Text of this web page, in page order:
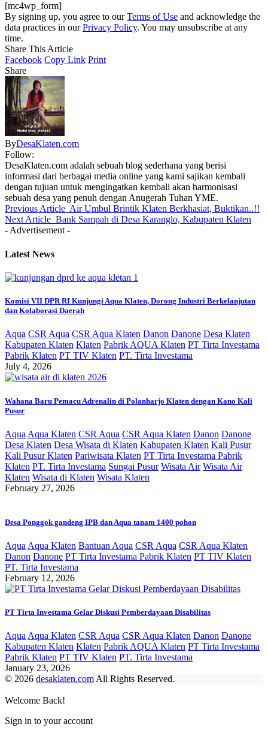
[mc4wp_form]
By signing up, you agree to ourTerms of Use and acknowledge the
data practices in ourPrivacy Policy. You may unsubscribe at any
time.
Share This Article
Facebook Copy Link Print
Share
ByDesaKlaten.com
Follow:
DesaKlaten.com adalah sebuah blog sederhana yang berisi
informasi dari berbagai media online yang kami sajikan kembali
dengan tujuan untuk mengingatkan kembali akan harmonisasi
sebuah desa yang penuh dengan Anugerah Tuhan YME.
Previous Article Air Umbul Brintik Klaten Berkhasiat, Buktikan..!!
Next Article Bank Sampah di Desa Karanglo, Kabupaten Klaten
- Advertisement -
Latest News
Komisi VII DPR RI Kunjungi Aqua Klaten, Dorong Industri Berkelanjutan
dan Kolaborasi Daerah
Aqua CSR Aqua CSR Aqua Klaten Danon Danone Desa Klaten
Kabupaten Klaten Klaten Pabrik AQUA Klaten PT Tirta Investama
Pabrik Klaten PT TIV Klaten PT. Tirta Investama
July 4, 2026
Wahana Baru Pemacu Adrenalin di Polanharjo Klaten dengan Kano Kali
Pusur
Aqua Aqua Klaten CSR Aqua CSR Aqua Klaten Danon Danone
Desa Klaten Desa Wisata di Klaten Kabupaten Klaten Kali Pusur
Kali Pusur Klaten Pariwisata Klaten PT Tirta Investama Pabrik
Klaten PT. Tirta Investama Sungai Pusur Wisata Air Wisata Air
Klaten Wisata di Klaten Wisata Klaten
February 27, 2026
Desa Ponggok gandeng IPB dan Aqua tanam 1400 pohon
Aqua Aqua Klaten Bantuan Aqua CSR Aqua CSR Aqua Klaten
Danon Danone PT Tirta Investama Pabrik Klaten PT TIV Klaten
PT. Tirta Investama
February 12, 2026
PT Tirta Investama Gelar Diskusi Pemberdayaan Disabilitas
Aqua Aqua Klaten CSR Aqua CSR Aqua Klaten Danon Danone
Kabupaten Klaten Klaten Pabrik AQUA Klaten PT Tirta Investama
Pabrik Klaten PT TIV Klaten PT. Tirta Investama
January 23, 2026
© 2026 desaklaten.com All Rights Reserved.
Welcome Back!
Sign in to your account